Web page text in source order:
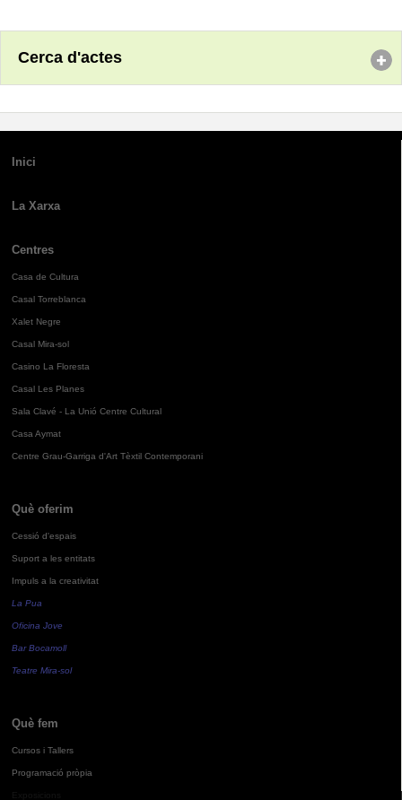
Cerca d'actes
Inici
La Xarxa
Centres
Casa de Cultura
Casal Torreblanca
Xalet Negre
Casal Mira-sol
Casino La Floresta
Casal Les Planes
Sala Clavé - La Unió Centre Cultural
Casa Aymat
Centre Grau-Garriga d'Art Tèxtil Contemporani
Què oferim
Cessió d'espais
Suport a les entitats
Impuls a la creativitat
La Pua
Oficina Jove
Bar Bocamoll
Teatre Mira-sol
Què fem
Cursos i Tallers
Programació pròpia